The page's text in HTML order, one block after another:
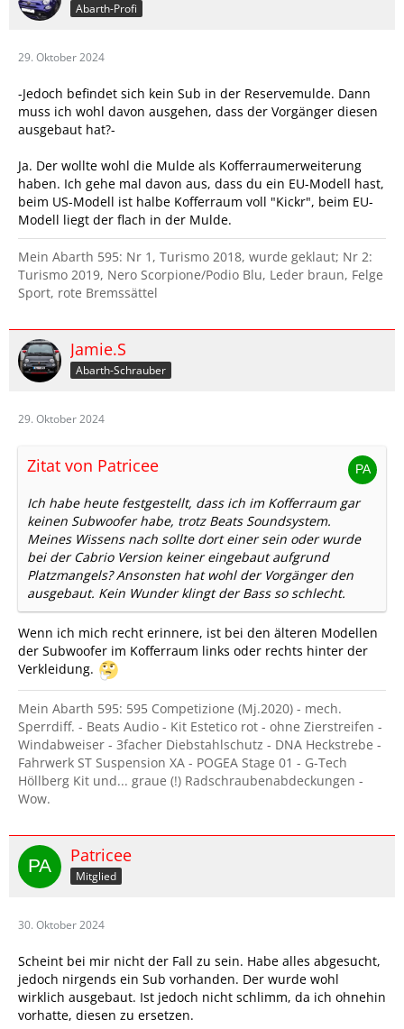
zwischen 700 und 1300 Watt RMS aufs Ohr.
Unmengen Dämmung und ordentliche Kabel
dem Zwerg ist furchtbar, ausser du zerlegst das halbe
Auto).
Für noch weitere Steigerung würde es dann schon
wirklich teuer werden (Zweite Batterie, stärkere LiMa etc.)
Abarth-Profi
29. Oktober 2024
-Jedoch befindet sich kein Sub in der Reservemulde. Dann
muss ich wohl davon ausgehen, dass der Vorgänger diesen
ausgebaut hat?-
Ja. Der wollte wohl die Mulde als Kofferraumerweiterung
haben. Ich gehe mal davon aus, dass du ein EU-Modell hast,
beim US-Modell ist halbe Kofferraum voll "Kickr", beim EU-
Modell liegt der flach in der Mulde.
Mein Abarth 595: Nr 1, Turismo 2018, wurde geklaut; Nr 2:
Turismo 2019, Nero Scorpione/Podio Blu, Leder braun, Felge
Sport, rote Bremssättel
Jamie.S
Abarth-Schrauber
29. Oktober 2024
Zitat von Patricee
Ich habe heute festgestellt, dass ich im Kofferraum gar
keinen Subwoofer habe, trotz Beats Soundsystem.
Meines Wissens nach sollte dort einer sein oder wurde
bei der Cabrio Version keiner eingebaut aufgrund
Platzmangels? Ansonsten hat wohl der Vorgänger den
ausgebaut. Kein Wunder klingt der Bass so schlecht.
Wenn ich mich recht erinnere, ist bei den älteren Modellen
der Subwoofer im Kofferraum links oder rechts hinter der
Verkleidung.
Mein Abarth 595: 595 Competizione (Mj.2020) - mech.
Sperrdiff. - Beats Audio - Kit Estetico rot - ohne Zierstreifen -
Windabweiser - 3facher Diebstahlschutz - DNA Heckstrebe -
Fahrwerk ST Suspension XA - POGEA Stage 01 - G-Tech
Höllberg Kit und... graue (!) Radschraubenabdeckungen -
Wow.
Patricee
Mitglied
30. Oktober 2024
Scheint bei mir nicht der Fall zu sein. Habe alles abgesucht,
jedoch nirgends ein Sub vorhanden. Der wurde wohl
wirklich ausgebaut. Ist jedoch nicht schlimm, da ich ohnehin
vorhatte, diesen zu ersetzen.